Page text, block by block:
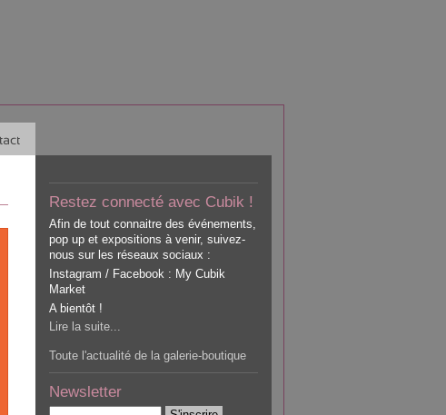
Restez connecté avec Cubik !
Afin de tout connaitre des événements,
pop up et expositions à venir, suivez-
nous sur les réseaux sociaux :
Instagram / Facebook : My Cubik
Market
A bientôt !
Lire la suite...
Toute l'actualité de la galerie-boutique
Newsletter